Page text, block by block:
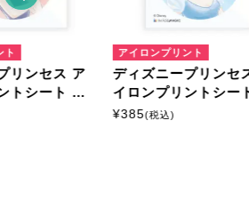
ト
リンセス ア
トシート ミ
アイロンプリント
ディズニープリンセ
イロンプリントシー
ニサイズ
¥385(税込)